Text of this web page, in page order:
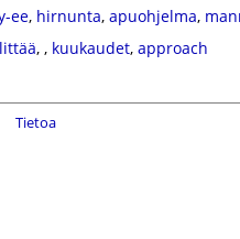
ee, hirnunta, apuohjelma,
, , kuukaudet, approach
Tietoa